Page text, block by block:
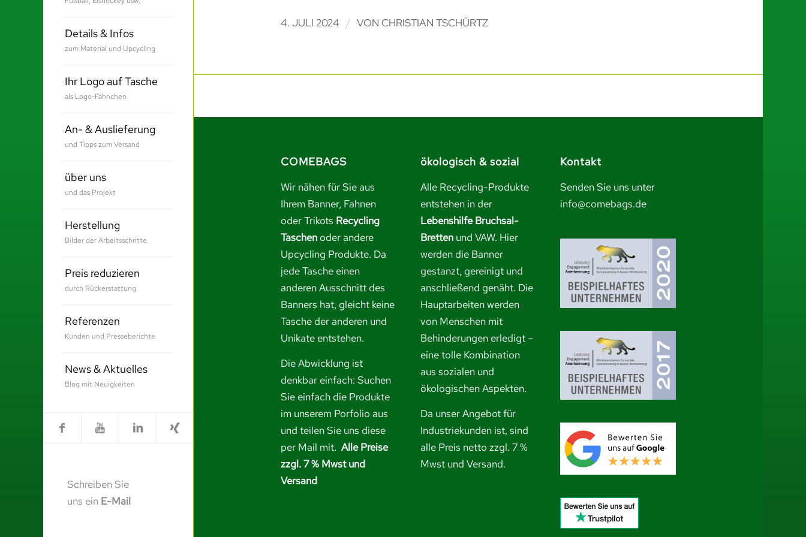
Details & Infos
zum Material und Upcycling
Ihr Logo auf Tasche
als Logo-Fähnchen
An- & Auslieferung
und Tipps zum Versand
über uns
und das Projekt
Herstellung
Bilder der Arbeitsschritte
Preis reduzieren
durch Rückerstattung
Referenzen
Kunden und Presseberichte
News & Aktuelles
Blog mit Neuigkeiten
Schreiben Sie
uns ein E-Mail
4. JULI 2024 / VON CHRISTIAN TSCHÜRTZ
COMEBAGS
Wir nähen für Sie aus
Ihrem Banner, Fahnen
oder Trikots Recycling
Taschenoder andere
Upcycling Produkte. Da
jede Tasche einen
anderen Ausschnitt des
Banners hat, gleicht keine
Tasche der anderen und
Unikate entstehen.
Die Abwicklung ist
denkbar einfach: Suchen
Sie einfach die Produkte
im unserem Porfolio aus
und teilen Sie uns diese
per Mail mit. Alle Preise
zzgl. 7 % Mwst und
Versand
ökologisch & sozial
Alle Recycling-Produkte
entstehen in der
Lebenshilfe Bruchsal-
Bretten und VAW. Hier
werden die Banner
gestanzt, gereinigt und
anschließend genäht. Die
Hauptarbeiten werden
von Menschen mit
Behinderungen erledigt –
eine tolle Kombination
aus sozialen und
ökologischen Aspekten.
Da unser Angebot für
Industriekunden ist, sind
alle Preis netto zzgl. 7 %
Mwst und Versand.
Kontakt
Senden Sie uns unter
info@comebags.de